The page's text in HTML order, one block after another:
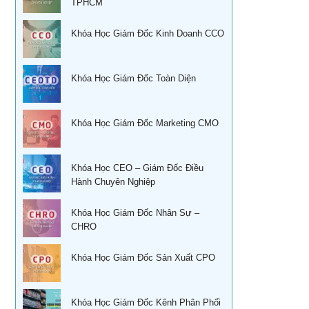
Đào tạo nghiệp vụ quản lý kho
Khoá học Sử dụng KPIs đánh giá hiệu quả công việc
Xây dựng, quản lý & phát triển kênh phân phối dành cho
CEO
Xây dựng, quản lý và phát triển cửa hàng của doanh
nghiệp
Khóa học đàm phán thương lượng
Khóa Học Kỹ năng bán hàng hiệu quả
Khóa học Thuyết Trình Trước Đám Đông
Học phong thủy trong điều hành doanh nghiệp
CEO & chiến lược tái cơ cấu doanh nghiệp sau khủng
Kỹ năng bán hàng qua điện thoại
Quản trị cuộc đời – Ts. Lê Thẩm Dương
Khóa học quản trị và thu hồi công nợ TPHCM
Học kỹ năng phỏng vấn tuyển dụng tại Tphcm
Sống khỏe trẻ đẹp – Nghệ thuật ăn uống cân bằng âm
dương
Khoá học nhân tướng học Nâng Cao trong quản trị nhân
sự TPHCM
Khoá học Nhân tướng học trong quản trị nhân sự TPHCM
Học phong thủy cho ngày tết tại tphcm
TPHCM
Khóa Học Giám Đốc Kinh Doanh CCO
Khóa Học Giám Đốc Toàn Diện
Khóa Học Giám Đốc Marketing CMO
Khóa Học CEO – Giám Đốc Điều
Hành Chuyên Nghiệp
Khóa Học Giám Đốc Nhân Sự –
CHRO
Khóa Học Giám Đốc Sản Xuất CPO
Khóa Học Giám Đốc Kênh Phân Phối